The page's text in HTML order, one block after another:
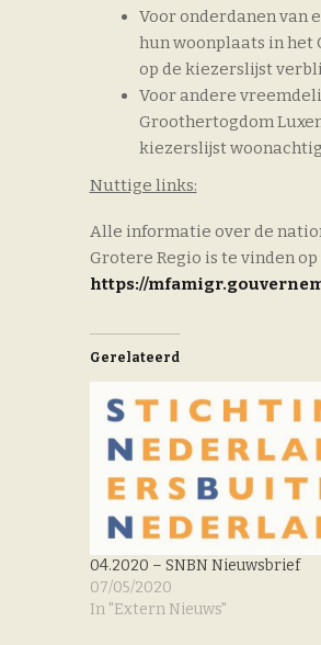
Voor onderdanen van
hun woonplaats in het
op de kiezerslijst
Voor andere
Groothertogdom
kiezerslijst
Nuttige links:
Alle informatie over de
Grotere Regio is te vinden
https://
Gerelateerd
04.2020 – SNBN Nieuwsbrief
07/05/2020
In "Extern Nieuws"